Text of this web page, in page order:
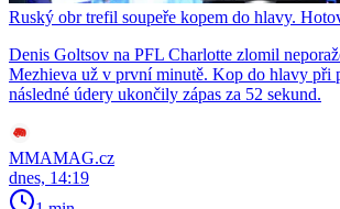
Ruský obr trefil soupeře kopem do hlavy.
Denis Goltsov na PFL Charlotte zlomil
Mezhieva už v první minutě. Kop do hlavy při
následné údery ukončily zápas za 52 sekund.
MMAMAG.cz
dnes, 14:19